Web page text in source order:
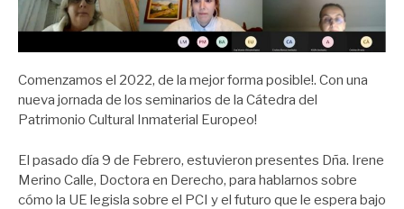
Comenzamos el 2022, de la mejor forma posible!. Con una
nueva jornada de los seminarios de la Cátedra del
Patrimonio Cultural Inmaterial Europeo!
El pasado día 9 de Febrero, estuvieron presentes Dña. Irene
Merino Calle, Doctora en Derecho, para hablarnos sobre
cómo la UE legisla sobre el PCI y el futuro que le espera bajo